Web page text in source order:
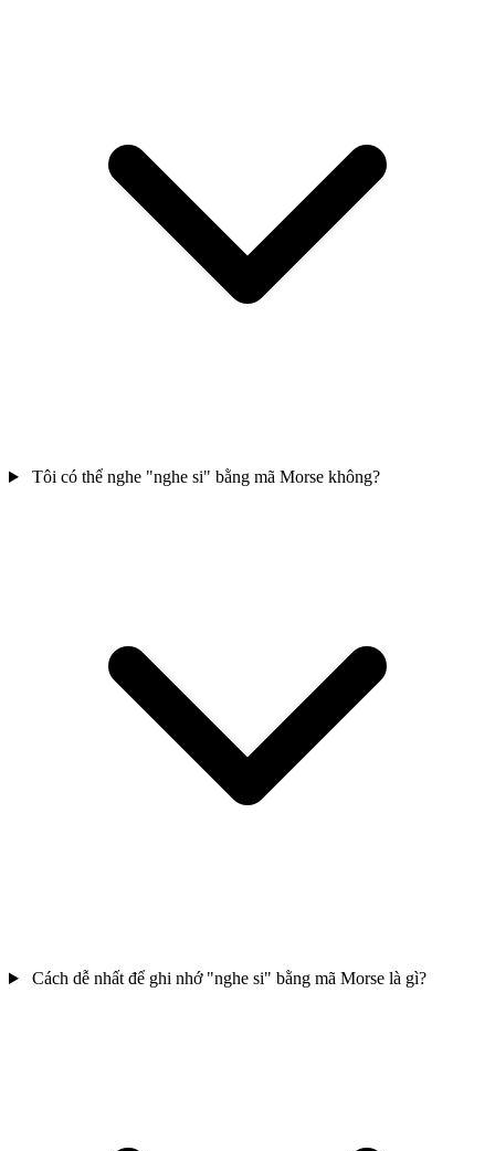
Tôi có thể nghe "nghe si" bằng mã Morse không?
Cách dễ nhất để ghi nhớ "nghe si" bằng mã Morse là gì?